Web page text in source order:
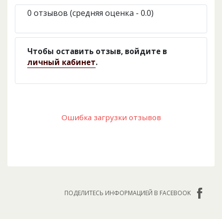
0 отзывов (средняя оценка - 0.0)
Чтобы оставить отзыв, войдите в
личный кабинет.
Ошибка загрузки отзывов
ПОДЕЛИТЕСЬ ИНФОРМАЦИЕЙ В FACEBOOK